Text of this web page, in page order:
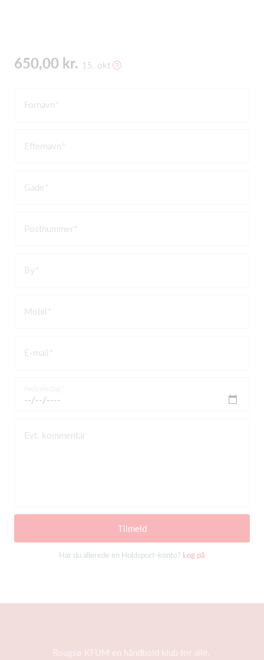
650,00 kr. 15. okt
Fornavn
Efternavn
Gade
Postnummer
By
Mobil
E-mail
Evt. kommentar
Tilmeld
Har du allerede en Holdsport-konto? Log på
Rougsø KFUM en håndbold klub for alle.